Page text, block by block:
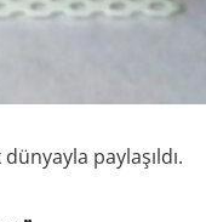
paylaşıldı.